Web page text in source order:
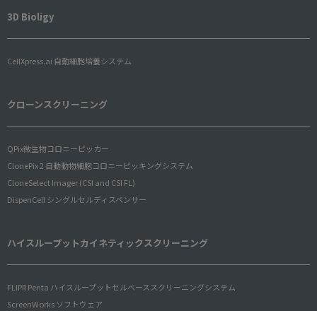
3D Bioligy
CellXpress.ai 自動細胞培養システム
クローンスクリーニング
QPix微生物コロニーピッカー
ClonePix 2 自動動物細胞コロニーピッキングシステム
CloneSelect Imager (CSI and CSI FL)
DispenCell シングルセルディスペンサー
ハイスループットカイネティックスクリーニング
FLIPR Penta ハイスループットセルベーススクリーニングシステム
ScreenWorks ソフトウェア